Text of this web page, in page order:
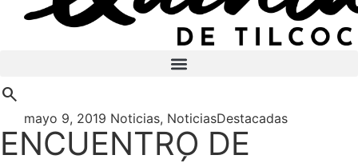
search
mayo 9, 2019 Noticias, NoticiasDestacadas
ENCUENTRO DE